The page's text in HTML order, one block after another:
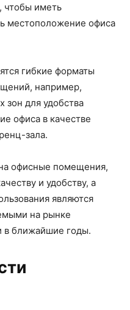
чтобы иметь
местоположение офиса
гибкие форматы
например,
для удобства
офиса в качестве
зала.
офисные помещения,
и удобству, а
являются
на рынке
в ближайшие годы.